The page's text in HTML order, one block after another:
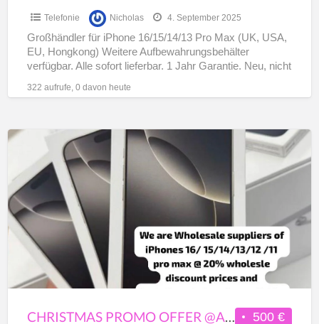
Telefonie Nicholas 4. September 2025
Großhändler für iPhone 16/15/14/13 Pro Max (UK, USA,
EU, Hongkong) Weitere Aufbewahrungsbehälter
verfügbar. Alle sofort lieferbar. 1 Jahr Garantie. Neu, nicht
322 aufrufe, 0 davon heute
Christmas
promo
offer
@affordable
price
20%
discount
Installment
wholesale
iphone
500 €
CHRISTMAS PROMO OFFER @AFFORDABLE PRICE 20% DISCOUNT INSTALLMENT WHOLESALE IPHONE 16/15/14/13/12 /11 AND PAY AFTER SELLING